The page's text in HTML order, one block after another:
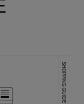
SHOPPING GUIDE